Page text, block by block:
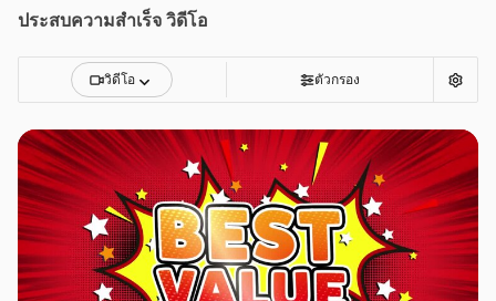
ประสบความสําเร็จ วิดีโอ
วิดีโอ ตัวกรอง